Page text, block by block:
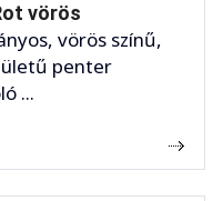
vörös
vörös színű,
penter
...